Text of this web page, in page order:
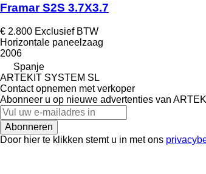
Framar S2S 3.7X3.7
€ 2.800 Exclusief BTW
Horizontale paneelzaag
2006
Spanje
ARTEKIT SYSTEM SL
Contact opnemen met verkoper
Abonneer u op nieuwe advertenties van
Abonneren
Door hier te klikken stemt u in met ons